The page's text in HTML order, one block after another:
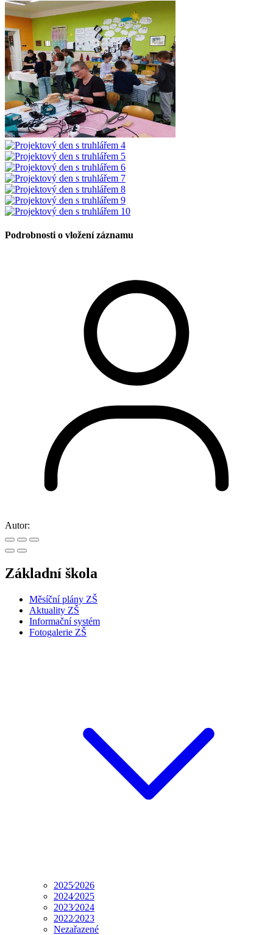
Podrobnosti o vložení záznamu
Autor:
Základní škola
Měsíční plány ZŠ
Aktuality ZŠ
Informační systém
Fotogalerie ZŠ
2025⁄2026
2024⁄2025
2023⁄2024
2022⁄2023
Nezařazené